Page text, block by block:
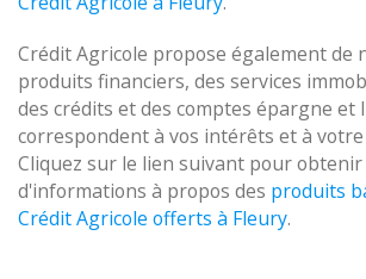
Crédit Agricole propose également de
produits financiers, des services
des crédits et des comptes épargne et
correspondent à vos intérêts et à
Cliquez sur le lien suivant pour
d'informations à propos des produits
Crédit Agricole offerts à Fleury.